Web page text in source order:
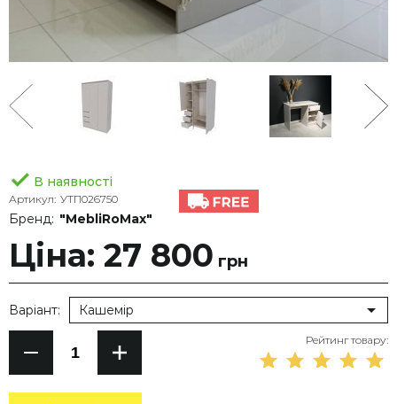
В наявності
Артикул: УТП026750
Бренд: "MebliRoMax"
Ціна: 27 800 грн
Варіант: Кашемір
Рейтинг товару: